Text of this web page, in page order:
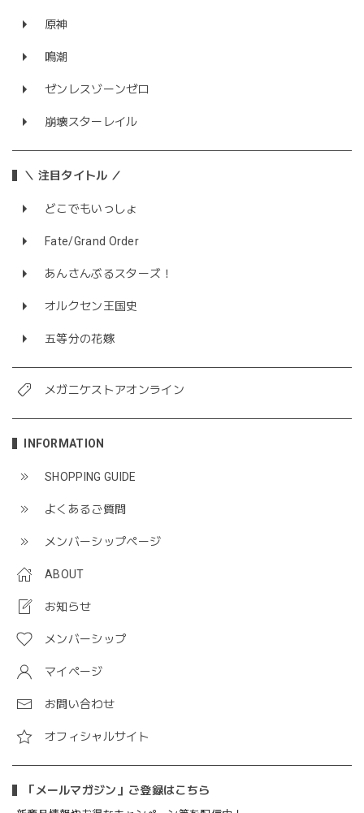
原神
鳴潮
ゼンレスゾーンゼロ
崩壊スターレイル
＼ 注目タイトル ／
どこでもいっしょ
Fate/Grand Order
あんさんぶるスターズ！
オルクセン王国史
五等分の花嫁
メガニケストアオンライン
INFORMATION
SHOPPING GUIDE
よくあるご質問
メンバーシップページ
ABOUT
お知らせ
メンバーシップ
マイページ
お問い合わせ
オフィシャルサイト
「メールマガジン」ご登録はこちら